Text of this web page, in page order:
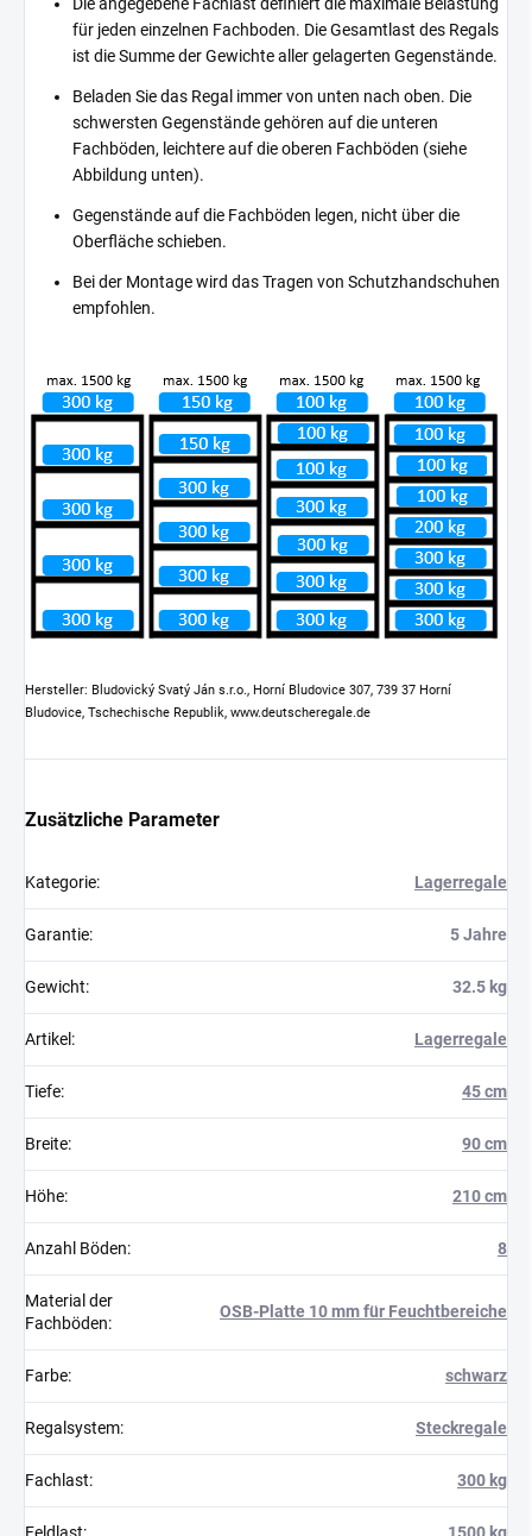
für jeden einzelnen Fachboden. Die Gesamtlast des Regals
ist die Summe der Gewichte aller gelagerten Gegenstände.
Beladen Sie das Regal immer von unten nach oben. Die
schwersten Gegenstände gehören auf die unteren
Fachböden, leichtere auf die oberen Fachböden (siehe
Abbildung unten).
Gegenstände auf die Fachböden legen, nicht über die
Oberfläche schieben.
Bei der Montage wird das Tragen von Schutzhandschuhen
empfohlen.
Hersteller: Bludovický Svatý Ján s.r.o., Horní Bludovice 307, 739 37 Horní
Bludovice, Tschechische Republik, www.deutscheregale.de
Zusätzliche Parameter
Kategorie: Lagerregale
Garantie: 5 Jahre
Gewicht: 32.5 kg
Artikel : Lagerregale
Tiefe: 45 cm
Breite: 90 cm
Höhe: 210 cm
Anzahl Böden: 8
Material der
Fachböden:
OSB-Platte 10 mm für Feuchtbereiche
Farbe: schwarz
Regalsystem: Steckregale
Fachlast: 300 kg